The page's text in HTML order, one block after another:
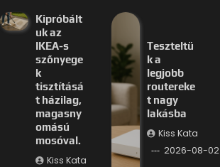
Kipróbált
uk az
IKEA-s
szőnyege
k
tisztításá
t házilag,
magasny
omású
mosóval.
Kiss Kata
Teszteltü
k a
legjobb
routereke
t nagy
lakásba
Kiss Kata
2026-08-02